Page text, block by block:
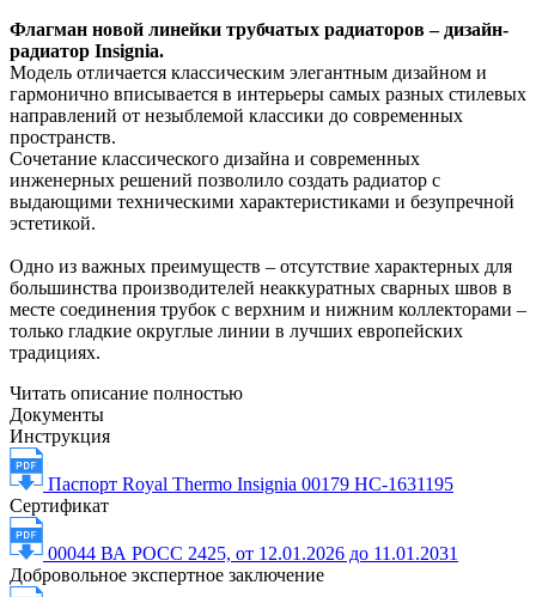
Флагман новой линейки трубчатых радиаторов – дизайн-
радиатор Insignia.
Модель отличается классическим элегантным дизайном и
гармонично вписывается в интерьеры самых разных стилевых
направлений от незыблемой классики до современных
пространств.
Сочетание классического дизайна и современных
инженерных решений позволило создать радиатор с
выдающими техническими характеристиками и безупречной
эстетикой.
Одно из важных преимуществ – отсутствие характерных для
большинства производителей неаккуратных сварных швов в
месте соединения трубок с верхним и нижним коллекторами –
только гладкие округлые линии в лучших европейских
традициях.
Читать описание полностью
Документы
Инструкция
Паспорт Royal Thermo Insignia 00179 НС-1631195
Сертификат
00044 ВА РОСС 2425, от 12.01.2026 до 11.01.2031
Добровольное экспертное заключение